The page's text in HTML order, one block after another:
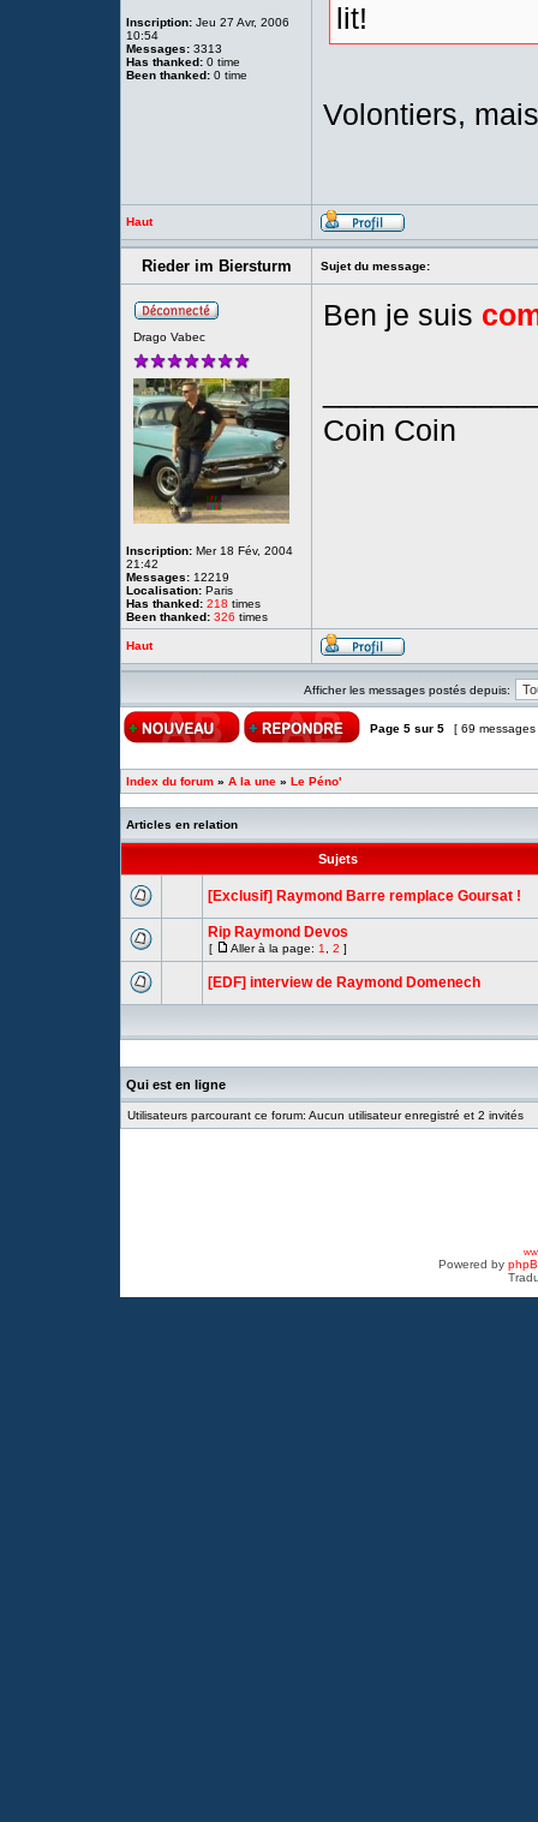
Inscription: Jeu 27 Avr, 2006
10:54
Messages: 3313
Has thanked: 0 time
Been thanked: 0 time
lit!
Volontiers,
Haut
Rieder im Biersturm Sujet du message:
Drago Vabec
Inscription: Mer 18 Fév, 2004
21:42
Messages: 12219
Localisation: Paris
Has thanked: 218 times
Been thanked: 326 times
Ben je suis
Coin Coin
Haut
Afficher les messages postés depuis:
Page 5 sur 5 [ 69
Index du forum » A la une » Le Péno'
Articles en relation
Sujets
[Exclusif] Raymond Barre remplace Goursat !
Rip Raymond Devos
[ Aller à la page: 1 2 ]
[EDF] interview de Raymond Domenech
Qui est en ligne
Utilisateurs parcourant ce forum: Aucun utilisateur enregistré et 2 invités
Powered by